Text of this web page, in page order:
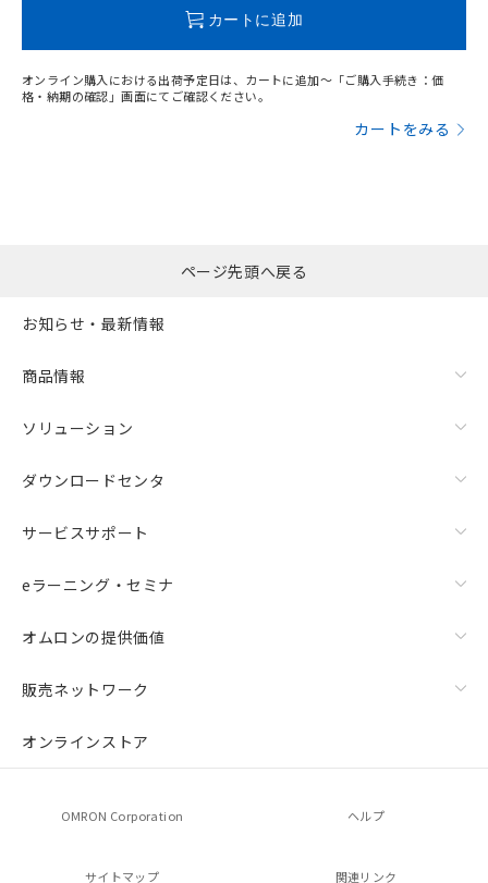
カートに追加
オンライン購入における出荷予定日は、カートに追加～「ご購入手続き：価
格・納期の確認」画面にてご確認ください。
カートをみる
ページ先頭へ戻る
お知らせ・最新情報
商品情報
ソリューション
ダウンロードセンタ
サービスサポート
eラーニング・セミナ
オムロンの提供価値
販売ネットワーク
オンラインストア
OMRON Corporation ヘルプ
サイトマップ 関連リンク